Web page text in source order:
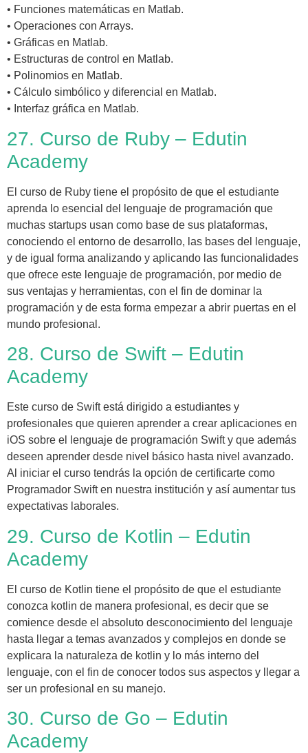
• Funciones matemáticas en Matlab.
• Operaciones con Arrays.
• Gráficas en Matlab.
• Estructuras de control en Matlab.
• Polinomios en Matlab.
• Cálculo simbólico y diferencial en Matlab.
• Interfaz gráfica en Matlab.
27. Curso de Ruby – Edutin
Academy
El curso de Ruby tiene el propósito de que el estudiante
aprenda lo esencial del lenguaje de programación que
muchas startups usan como base de sus plataformas,
conociendo el entorno de desarrollo, las bases del lenguaje,
y de igual forma analizando y aplicando las funcionalidades
que ofrece este lenguaje de programación, por medio de
sus ventajas y herramientas, con el fin de dominar la
programación y de esta forma empezar a abrir puertas en el
mundo profesional.
28. Curso de Swift – Edutin
Academy
Este curso de Swift está dirigido a estudiantes y
profesionales que quieren aprender a crear aplicaciones en
iOS sobre el lenguaje de programación Swift y que además
deseen aprender desde nivel básico hasta nivel avanzado.
Al iniciar el curso tendrás la opción de certificarte como
Programador Swift en nuestra institución y así aumentar tus
expectativas laborales.
29. Curso de Kotlin – Edutin
Academy
El curso de Kotlin tiene el propósito de que el estudiante
conozca kotlin de manera profesional, es decir que se
comience desde el absoluto desconocimiento del lenguaje
hasta llegar a temas avanzados y complejos en donde se
explicara la naturaleza de kotlin y lo más interno del
lenguaje, con el fin de conocer todos sus aspectos y llegar a
ser un profesional en su manejo.
30. Curso de Go – Edutin
Academy